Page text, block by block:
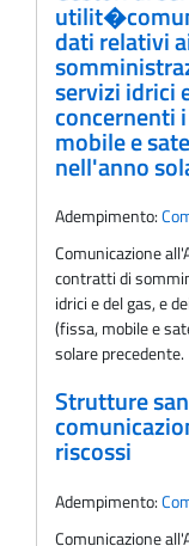
dati relativi
servizi idrici
concernenti
mobile e
nell'anno
Adempimento:
Comunicazione
contratti di
idrici e del gas, e
(fissa, mobile e
solare precedente.
Strutture
riscossi
Adempimento:
Comunicazione